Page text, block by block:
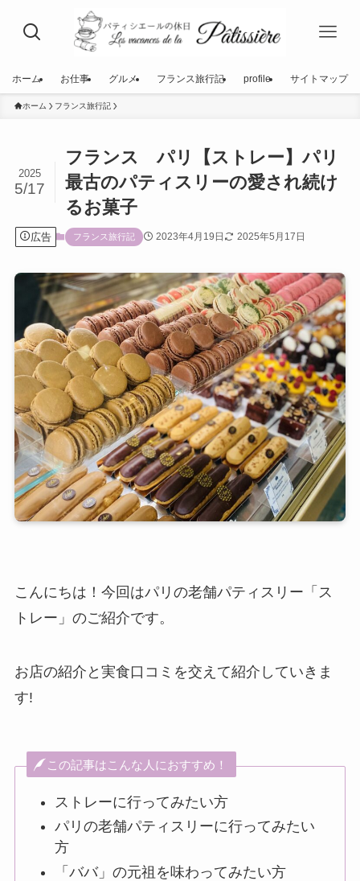
ホーム お仕事 グルメ フランス旅行記 profile サイトマップ
ホーム フランス旅行記
フランス パリ【ストレー】パリ
最古のパティスリーの愛され続け
るお菓子
2025
5/17
広告 フランス旅行記 2023年4月19日 2025年5月17日
こんにちは！今回はパリの老舗パティスリー「ス
トレー」のご紹介です。
お店の紹介と実食口コミを交えて紹介していきま
す!
この記事はこんな人におすすめ！
ストレーに行ってみたい方
パリの老舗パティスリーに行ってみたい
方
「ババ」の元祖を味わってみたい方